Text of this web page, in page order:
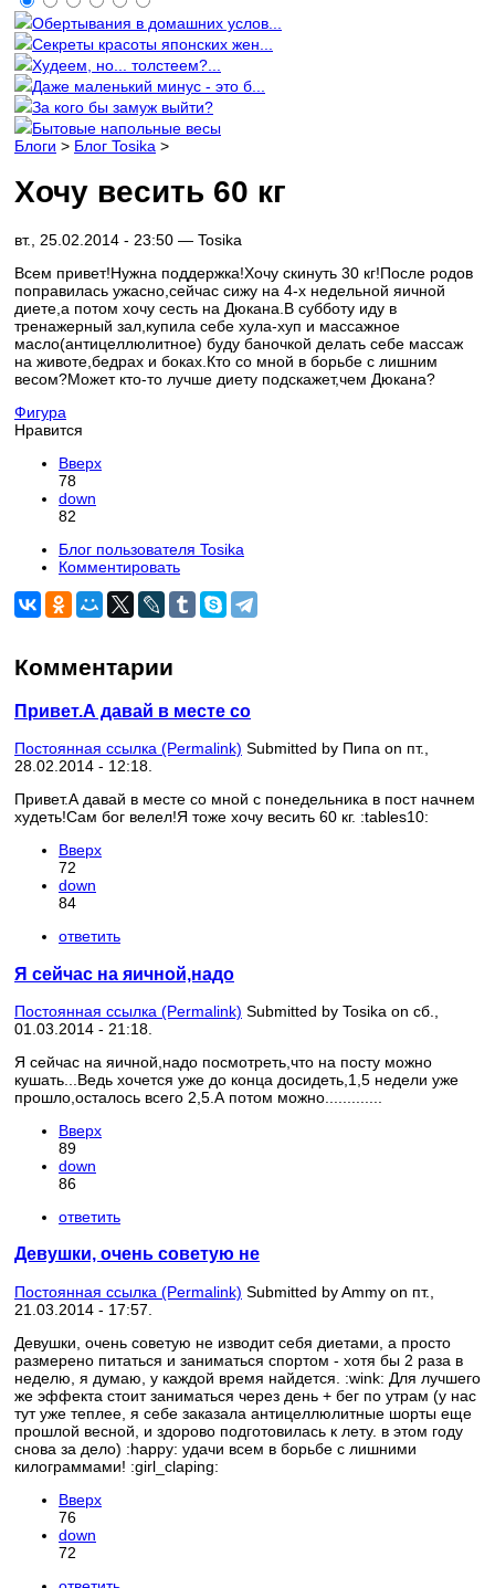
Обертывания в домашних услов...
Секреты красоты японских жен...
Худеем, но... толстеем?...
Даже маленький минус - это б...
За кого бы замуж выйти?
Бытовые напольные весы
Блоги > Блог Tosika >
Хочу весить 60 кг
вт., 25.02.2014 - 23:50 — Tosika
Всем привет!Нужна поддержка!Хочу скинуть 30 кг!После родов
поправилась ужасно,сейчас сижу на 4-х недельной яичной
диете,а потом хочу сесть на Дюкана.В субботу иду в
тренажерный зал,купила себе хула-хуп и массажное
масло(антицеллюлитное) буду баночкой делать себе массаж
на животе,бедрах и боках.Кто со мной в борьбе с лишним
весом?Может кто-то лучше диету подскажет,чем Дюкана?
Фигура
Нравится
Вверх
78
down
82
Блог пользователя Tosika
Комментировать
Комментарии
Привет.А давай в месте со
Постоянная ссылка (Permalink) Submitted by Пипа on пт.,
28.02.2014 - 12:18.
Привет.А давай в месте со мной с понедельника в пост начнем
худеть!Сам бог велел!Я тоже хочу весить 60 кг. :tables10:
Вверх
72
down
84
ответить
Я сейчас на яичной,надо
Постоянная ссылка (Permalink) Submitted by Tosika on сб.,
01.03.2014 - 21:18.
Я сейчас на яичной,надо посмотреть,что на посту можно
кушать...Ведь хочется уже до конца досидеть,1,5 недели уже
прошло,осталось всего 2,5.А потом можно.............
Вверх
89
down
86
ответить
Девушки, очень советую не
Постоянная ссылка (Permalink) Submitted byAmmy on пт.,
21.03.2014 - 17:57.
Девушки, очень советую не изводит себя диетами, а просто
размерено питаться и заниматься спортом - хотя бы 2 раза в
неделю, я думаю, у каждой время найдется. :wink: Для лучшего
же эффекта стоит заниматься через день + бег по утрам (у нас
тут уже теплее, я себе заказала антицеллюлитные шорты еще
прошлой весной, и здорово подготовилась к лету. в этом году
снова за дело) :happy: удачи всем в борьбе с лишними
килограммами! :girl_claping:
Вверх
76
down
72